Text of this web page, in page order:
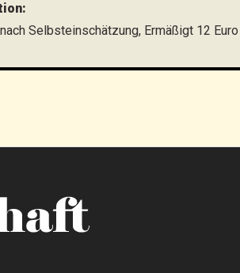
Selbsteinschätzung, Ermäßigt 12 Euro